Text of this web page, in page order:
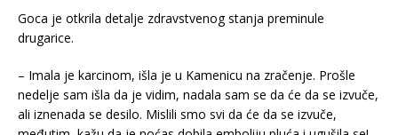
Goca je otkrila detalje zdravstvenog stanja preminule
drugarice.
– Imala je karcinom, išla je u Kamenicu na zračenje. Prošle
nedelje sam išla da je vidim, nadala sam se da će da se izvuče,
ali iznenada se desilo. Mislili smo svi da će da se izvuče,